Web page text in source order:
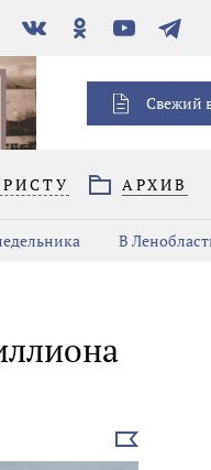
В
контакте
Одноклассники
YouTubeТелеграм
Свежий
АРХИВ
В
Выбрать
новость